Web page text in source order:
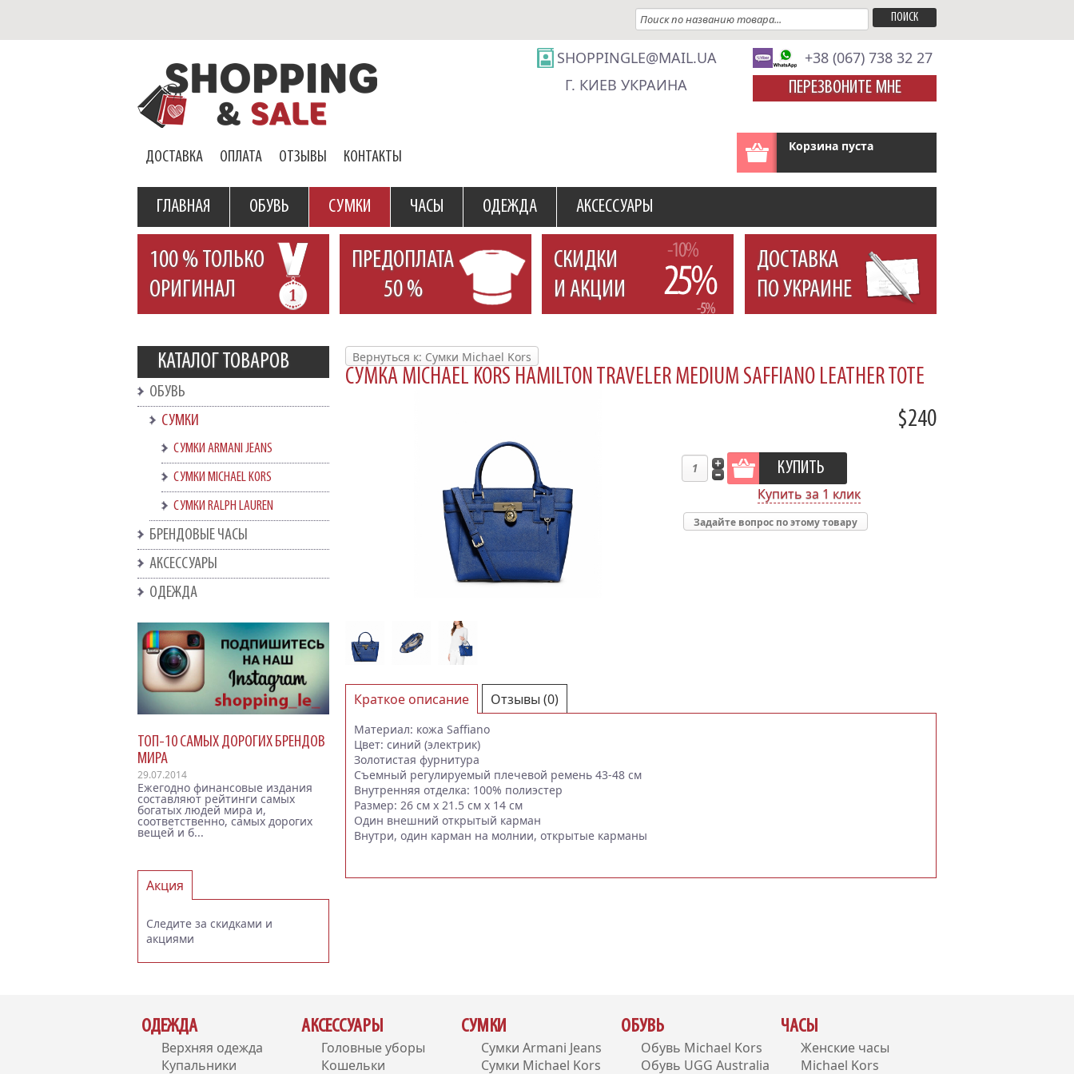
SHOPPINGLE@MAIL.UA
Г. КИЕВ УКРАИНА
+38 (067) 738 32 27
ПЕРЕЗВОНИТЕ МНЕ
Корзина пуста
ДОСТАВКА ОПЛАТА ОТЗЫВЫ КОНТАКТЫ
ГЛАВНАЯ ОБУВЬ СУМКИ ЧАСЫ ОДЕЖДА АКСЕССУАРЫ
100 % ТОЛЬКО
ОРИГИНАЛ
ПРЕДОПЛАТА
50 %
СКИДКИ
И АКЦИИ
ДОСТАВКА
ПО УКРАИНЕ
КАТАЛОГ ТОВАРОВ
ОБУВЬ
СУМКИ
СУМКИ ARMANI JEANS
СУМКИ MICHAEL KORS
СУМКИ RALPH LAUREN
БРЕНДОВЫЕ ЧАСЫ
АКСЕССУАРЫ
ОДЕЖДА
ТОП-10 САМЫХ ДОРОГИХ БРЕНДОВ
МИРА
29.07.2014
Ежегодно финансовые издания
составляют рейтинги самых
богатых людей мира и,
соответственно, самых дорогих
вещей и б...
Акция
Следите за скидками и
акциями
Вернуться к: Сумки Michael Kors
СУМКА MICHAEL KORS HAMILTON TRAVELER MEDIUM SAFFIANO LEATHER TOTE
$240
Купить за 1 клик
Задайте вопрос по этому товару
Краткое описание
Материал: кожа Saffiano
Цвет: синий (электрик)
Золотистая фурнитура
Съемный регулируемый плечевой ремень 43-48 см
Внутренняя отделка: 100% полиэстер
Размер: 26 см x 21.5 см x 14 см
Один внешний открытый карман
Внутри, один карман на молнии, открытые карманы
Отзывы (0)
ОДЕЖДА
Верхняя одежда
Купальники
АКСЕССУАРЫ
Головные уборы
Кошельки
СУМКИ
Сумки Armani Jeans
Сумки Michael Kors
ОБУВЬ
Обувь Michael Kors
Обувь UGG Australia
ЧАСЫ
Женские часы
Michael Kors